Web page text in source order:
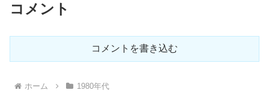
コメント
コメントを書き込む
ホーム 1980年代